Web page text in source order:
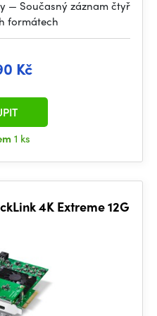
— Současný záznam čtyř
formátech
Kč
1 ks
4K Extreme 12G